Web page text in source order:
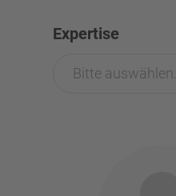
Expertise
Bitte auswählen...